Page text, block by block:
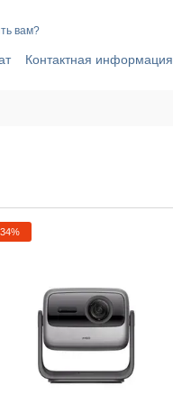
вам?
Контактная информация